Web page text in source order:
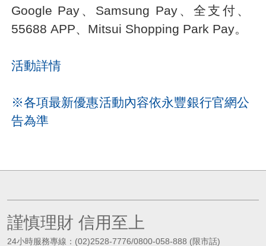
Google Pay、Samsung Pay、全支付、
55688 APP、Mitsui Shopping Park Pay。
活動詳情
※各項最新優惠活動內容依永豐銀行官網公
告為準
謹慎理財 信用至上
24小時服務專線：(02)2528-7776/0800-058-888 (限市話)